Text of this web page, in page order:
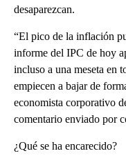
desaparezcan.
“El pico de la inflación
informe del IPC de hoy
incluso a una meseta en
empiecen a bajar de
economista corporativo
comentario enviado por
¿Qué se ha encarecido?